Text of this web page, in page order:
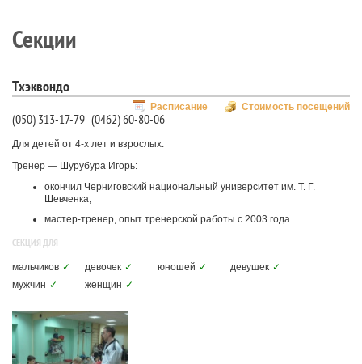
Секции
Тхэквондо
Стоимость посещений
Расписание
(050) 313-17-79 (0462) 60-80-06
Для детей от 4-х лет и взрослых.
Тренер — Шурубура Игорь:
окончил Черниговский национальный университет им. Т. Г.
Шевченка;
мастер-тренер, опыт тренерской работы с 2003 года.
СЕКЦИЯ ДЛЯ
мальчиков ✓ девочек ✓ юношей ✓ девушек ✓
мужчин ✓ женщин ✓